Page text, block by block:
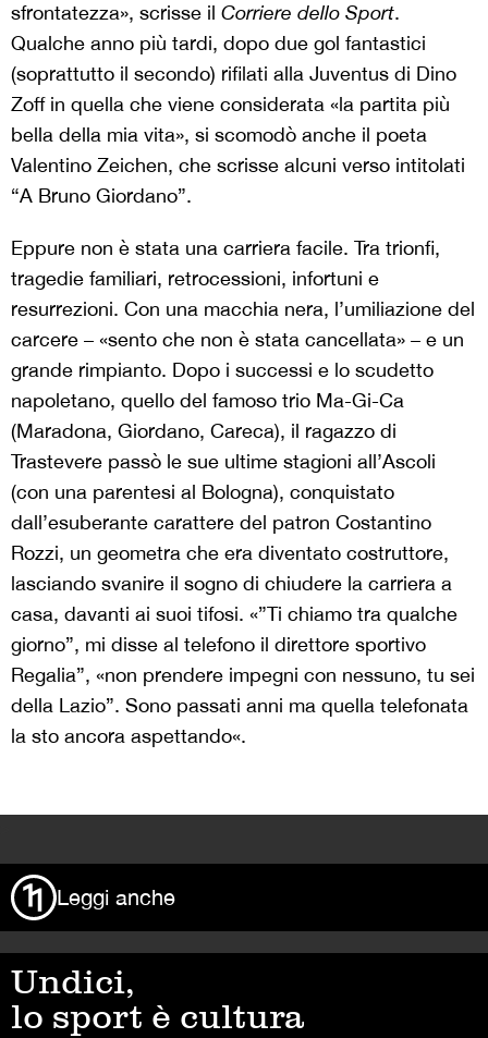
sfrontatezza», scrisse il Corriere dello Sport.
Qualche anno più tardi, dopo due gol fantastici
(soprattutto il secondo) rifilati alla Juventus di Dino
Zoff in quella che viene considerata «la partita più
bella della mia vita», si scomodò anche il poeta
Valentino Zeichen, che scrisse alcuni verso intitolati
“A Bruno Giordano”.
Eppure non è stata una carriera facile. Tra trionfi,
tragedie familiari, retrocessioni, infortuni e
resurrezioni. Con una macchia nera, l’umiliazione del
carcere – «sento che non è stata cancellata» – e un
grande rimpianto. Dopo i successi e lo scudetto
napoletano, quello del famoso trio Ma-Gi-Ca
(Maradona, Giordano, Careca), il ragazzo di
Trastevere passò le sue ultime stagioni all’Ascoli
(con una parentesi al Bologna), conquistato
dall’esuberante carattere del patron Costantino
Rozzi, un geometra che era diventato costruttore,
lasciando svanire il sogno di chiudere la carriera a
casa, davanti ai suoi tifosi. «”Ti chiamo tra qualche
giorno”, mi disse al telefono il direttore sportivo
Regalia”, «non prendere impegni con nessuno, tu sei
della Lazio”. Sono passati anni ma quella telefonata
la sto ancora aspettando«.
Leggi anche
Undici,
lo sport è cultura